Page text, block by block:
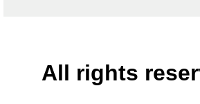
All rights